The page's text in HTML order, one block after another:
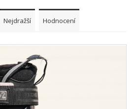
Nejdražší Hodnocení